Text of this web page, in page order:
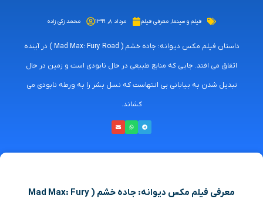
فیلم و سینما,معرفی فیلم مرداد ۸, ۱۳۹۹ محمد زکی زاده
داستان فیلم مکس دیوانه: جاده خشم ( Mad Max: Fury Road ) در آینده
اتفاق می افتد. جایی که منابع طبیعی در حال نابودی است و زمین در حال
تبدیل شدن به بیابانی بی انتهاست که نسل بشر را به ورطه نابودی می
کشاند.
معرفی فیلم مکس دیوانه: جاده خشم ( Mad Max: Fury